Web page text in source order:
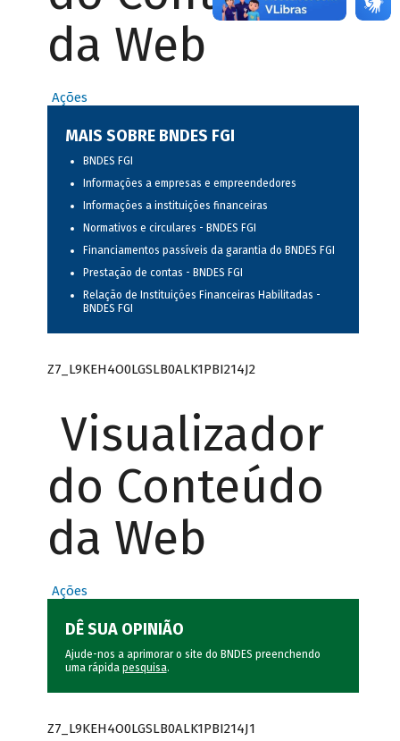
da Web
Ações
MAIS SOBRE BNDES FGI
BNDES FGI
Informações a empresas e empreendedores
Informações a instituições financeiras
Normativos e circulares - BNDES FGI
Financiamentos passíveis da garantia do BNDES FGI
Prestação de contas - BNDES FGI
Relação de Instituições Financeiras Habilitadas -
BNDES FGI
Z7_L9KEH4O0LGSLB0ALK1PBI214J2
Visualizador
do Conteúdo
da Web
Ações
DÊ SUA OPINIÃO
Ajude-nos a aprimorar o site do BNDES preenchendo
uma rápida pesquisa.
Z7_L9KEH4O0LGSLB0ALK1PBI214J1